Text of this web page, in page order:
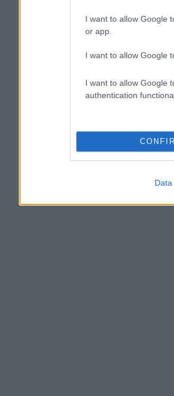
I want to allow Google
or app.
I want to allow Google
I want to allow Google
authentication